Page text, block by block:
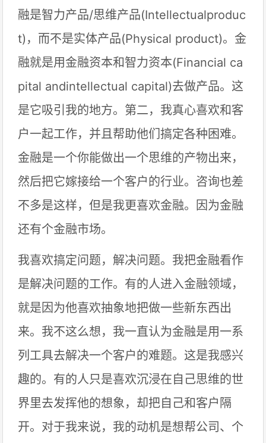
融是智力产品/思维产品(Intellectualproduc
t)，而不是实体产品(Physical product)。金
融就是用金融资本和智力资本(Financial ca
pital andintellectual capital)去做产品。这
是它吸引我的地方。第二，我真心喜欢和客
户一起工作，并且帮助他们搞定各种困难。
金融是一个你能做出一个思维的产物出来，
然后把它嫁接给一个客户的行业。咨询也差
不多是这样，但是我更喜欢金融。因为金融
还有个金融市场。
我喜欢搞定问题，解决问题。我把金融看作
是解决问题的工作。有的人进入金融领域，
就是因为他喜欢抽象地把做一些新东西出
来。我不这么想，我一直认为金融是用一系
列工具去解决一个客户的难题。这是我感兴
趣的。有的人只是喜欢沉浸在自己思维的世
界里去发挥他的想象，却把自己和客户隔
开。对于我来说，我的动机是想帮公司、个